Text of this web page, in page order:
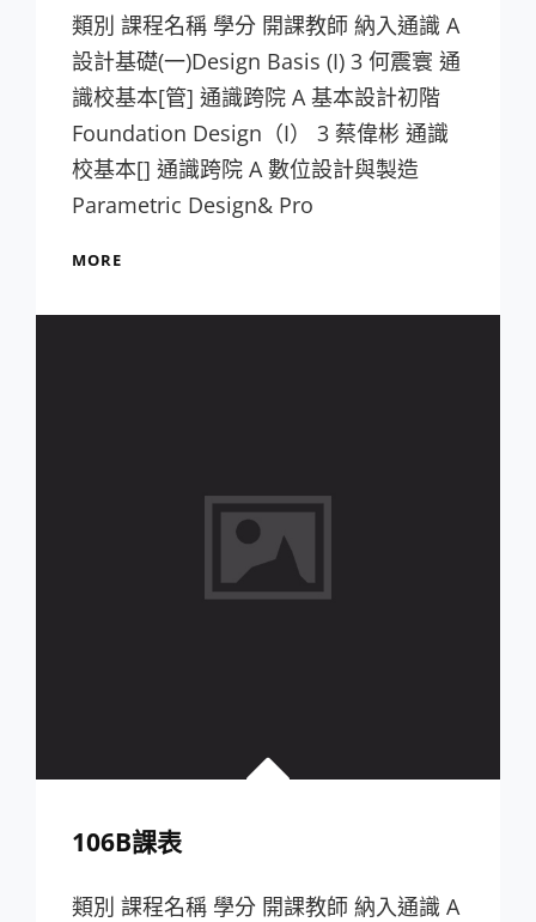
類別 課程名稱 學分 開課教師 納入通識 A
設計基礎(一)Design Basis (I) 3 何震寰 通
識校基本[管] 通識跨院 A 基本設計初階
Foundation Design（I） 3 蔡偉彬 通識
校基本[] 通識跨院 A 數位設計與製造
Parametric Design& Pro
MORE
106B課表
類別 課程名稱 學分 開課教師 納入通識 A